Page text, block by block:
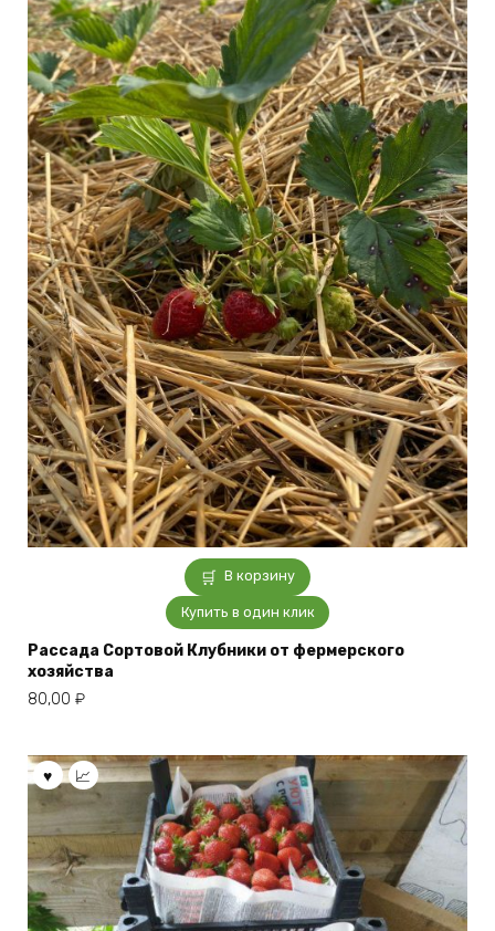
В корзину
Купить в один клик
Рассада Сортовой Клубники от фермерского
хозяйства
80,00 ₽